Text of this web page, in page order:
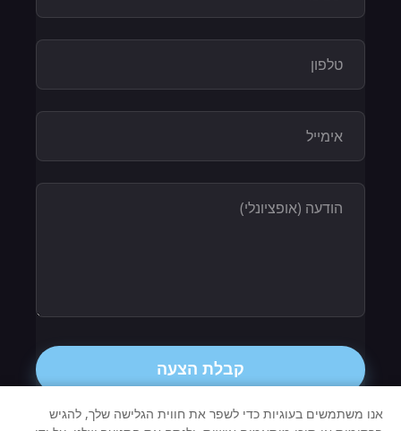
קבלת הצעה
אנו משתמשים בעוגיות כדי לשפר את חווית הגלישה שלך, להגיש